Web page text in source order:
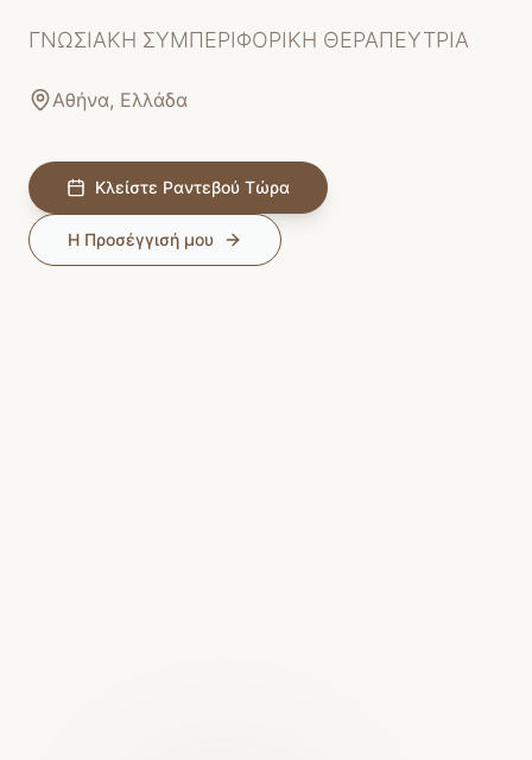
ΓΝΩΣΙΑΚΗ ΣΥΜΠΕΡΙΦΟΡΙΚΗ ΘΕΡΑΠΕΥΤΡΙΑ
Αθήνα, Ελλάδα
Κλείστε Ραντεβού Τώρα
Η Προσέγγισή μου